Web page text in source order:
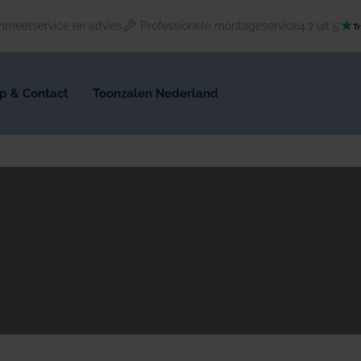
en advies Professionele montageservice4.7 uit 5
& Contact Toonzalen Nederland